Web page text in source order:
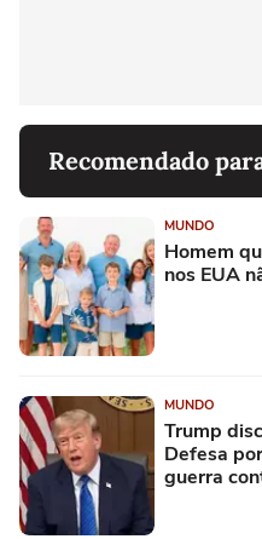
Recomendado
MUNDO
Homem
nos EUA
MUNDO
Trump
Defesa
guerra